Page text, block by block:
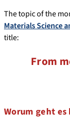
The topic of the
Materials Science
title:
From
Worum geht